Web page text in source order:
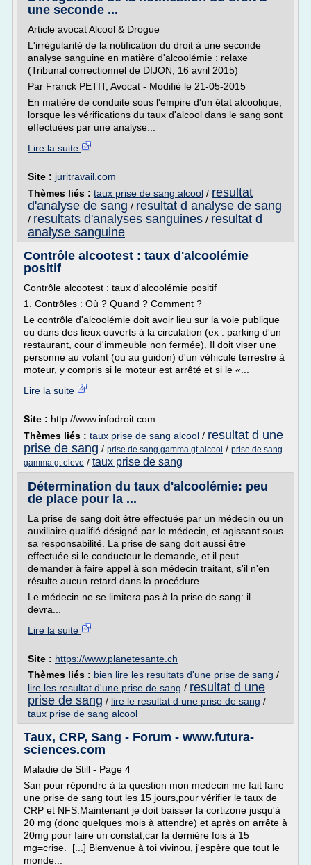
une seconde ...
Article avocat Alcool & Drogue
L'irrégularité de la notification du droit à une seconde
analyse sanguine en matière d'alcoolémie : relaxe
(Tribunal correctionnel de DIJON, 16 avril 2015)
Par Franck PETIT, Avocat - Modifié le 21-05-2015
En matière de conduite sous l'empire d'un état alcoolique,
lorsque les vérifications du taux d'alcool dans le sang sont
effectuées par une analyse...
Lire la suite
Site : juritravail.com
Thèmes liés : taux prise de sang alcool / resultat
d'analyse de sang / resultat d analyse de sang
/ resultats d'analyses sanguines / resultat d
analyse sanguine
Contrôle alcootest : taux d'alcoolémie
positif
Contrôle alcootest : taux d'alcoolémie positif
1. Contrôles : Où ? Quand ? Comment ?
Le contrôle d'alcoolémie doit avoir lieu sur la voie publique
ou dans des lieux ouverts à la circulation (ex : parking d'un
restaurant, cour d'immeuble non fermée). Il doit viser une
personne au volant (ou au guidon) d'un véhicule terrestre à
moteur, y compris si le moteur est arrêté et si le «...
Lire la suite
Site : http://www.infodroit.com
Thèmes liés : taux prise de sang alcool / resultat d une
prise de sang / prise de sang gamma gt alcool / prise de sang
gamma gt eleve / taux prise de sang
Détermination du taux d'alcoolémie: peu
de place pour la ...
La prise de sang doit être effectuée par un médecin ou un
auxiliaire qualifié désigné par le médecin, et agissant sous
sa responsabilité. La prise de sang doit aussi être
effectuée si le conducteur le demande, et il peut
demander à faire appel à son médecin traitant, s'il n'en
résulte aucun retard dans la procédure.
Le médecin ne se limitera pas à la prise de sang: il
devra...
Lire la suite
Site : https://www.planetesante.ch
Thèmes liés : bien lire les resultats d'une prise de sang /
lire les resultat d'une prise de sang / resultat d une
prise de sang / lire le resultat d une prise de sang /
taux prise de sang alcool
Taux, CRP, Sang - Forum - www.futura-
sciences.com
Maladie de Still - Page 4
San pour répondre à ta question mon medecin me fait faire
une prise de sang tout les 15 jours,pour vérifier le taux de
CRP et NFS.Maintenant je doit baisser la cortizone jusqu'à
20 mg (donc quelques mois à attendre) et après on arrête à
20mg pour faire un constat,car la dernière fois à 15
mg=crise. [...] Bienvenue à toi vivinou, j'espère que tout le
monde...